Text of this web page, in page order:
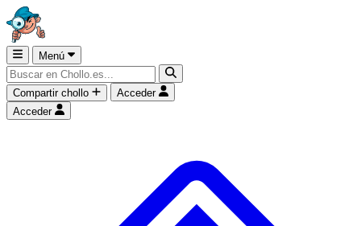
Menú
Compartir chollo
Acceder
Acceder